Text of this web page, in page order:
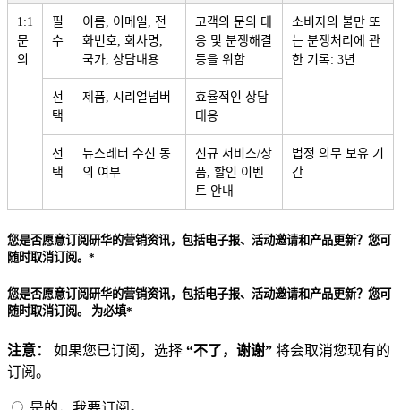
1:1
문
의
필
수
이름, 이메일, 전
화번호, 회사명,
국가, 상담내용
고객의 문의 대
응 및 분쟁해결
등을 위함
소비자의 불만 또
는 분쟁처리에 관
한 기록: 3년
선
택
제품, 시리얼넘버
효율적인 상담
대응
선
택
뉴스레터 수신 동
의 여부
신규 서비스/상
품, 할인 이벤
트 안내
법정 의무 보유 기
간
您是否愿意订阅研华的营销资讯，包括电子报、活动邀请和产品更新？您可
随时取消订阅。*
您是否愿意订阅研华的营销资讯，包括电子报、活动邀请和产品更新？您可
随时取消订阅。 为必填*
注意： 如果您已订阅，选择 “不了，谢谢” 将会取消您现有的
订阅。